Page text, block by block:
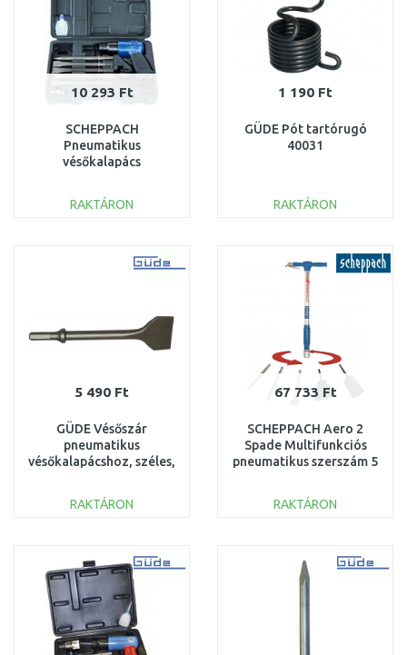
10 293 Ft
SCHEPPACH
Pneumatikus
vésőkalapács
RAKTÁRON
Összehasonlítás
1 190 Ft
GÜDE Pót tartórugó
40031
RAKTÁRON
Összehasonlítás
5 490 Ft
GÜDE Vésőszár
pneumatikus
vésőkalapácshoz, széles,
RAKTÁRON
Összehasonlítás
67 733 Ft
SCHEPPACH Aero 2
Spade Multifunkciós
pneumatikus szerszám 5
RAKTÁRON
Összehasonlítás